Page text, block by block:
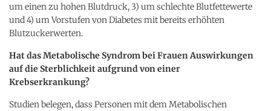
um einen zu hohen Blutdruck, 3) um schlechte Blutfettewerte
und 4) um Vorstufen von Diabetes mit bereits erhöhten
Blutzuckerwerten.
Hat das Metabolische Syndrom bei Frauen Auswirkungen
auf die Sterblichkeit aufgrund von einer
Krebserkrankung?
Studien belegen, dass Personen mit dem Metabolischen